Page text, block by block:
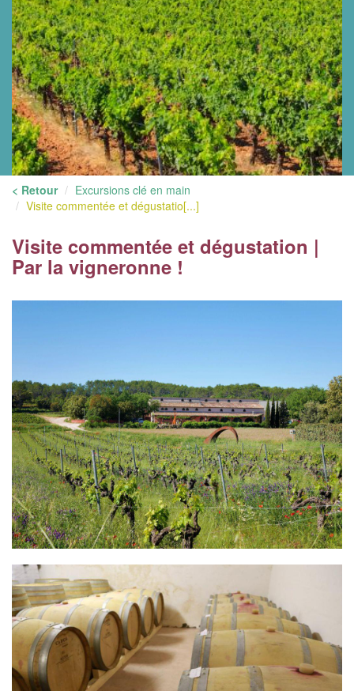
< Retour
Excursions clé en main
Visite commentée et dégustatio[...]
Visite commentée et dégustation |
Par la vigneronne !